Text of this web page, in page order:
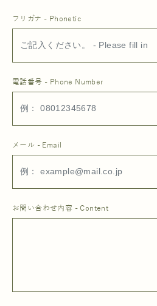
フリガナ - Phonetic
電話番号 - Phone Number
メール - Email
お問い合わせ内容 - Content